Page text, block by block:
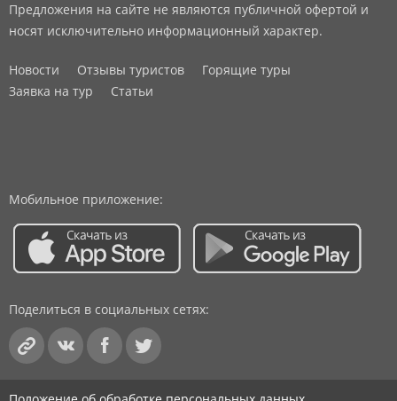
Предложения на сайте не являются публичной офертой и
носят исключительно информационный характер.
Новости Отзывы туристов
Горящие туры
Заявка на тур
Статьи
Мобильное приложение:
Поделиться в социальных сетях: